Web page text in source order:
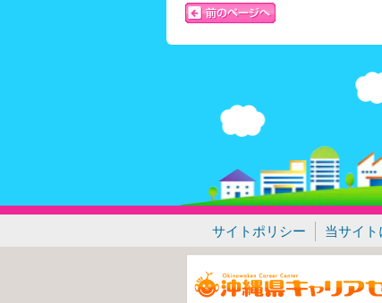
サイトポリシー 当サイト